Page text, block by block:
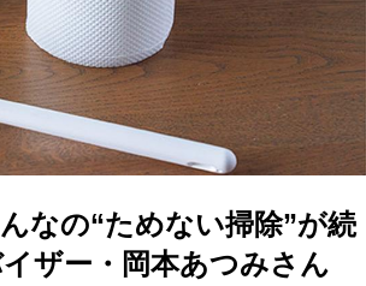
なの“ためない掃除”が続
ザー・岡本あつみさん